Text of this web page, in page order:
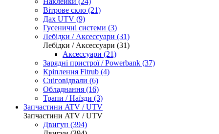
Вітрове скло (21)
Дах UTV (9)
Гусеничні системи (3)
Лебідки / Аксессуари (31)
Лебідки / Аксессуари (31)
Аксессуари (21)
Зарядні пристрої / Powerbank (37)
Кріплення Fitrub (4)
Сніговідвали (6)
Обладнання (16)
Трапи / Наїзди (3)
Запчастини ATV / UTV
Запчастини ATV / UTV
Двигун (394)